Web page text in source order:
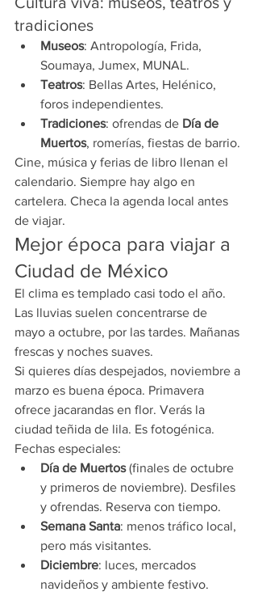
tradiciones
Museos: Antropología, Frida,
Soumaya, Jumex, MUNAL.
Teatros: Bellas Artes, Helénico,
foros independientes.
Tradiciones: ofrendas de Día de
Muertos, romerías, fiestas de barrio.
Cine, música y ferias de libro llenan el
calendario. Siempre hay algo en
cartelera. Checa la agenda local antes
de viajar.
Mejor época para viajar a
Ciudad de México
El clima es templado casi todo el año.
Las lluvias suelen concentrarse de
mayo a octubre, por las tardes. Mañanas
frescas y noches suaves.
Si quieres días despejados, noviembre a
marzo es buena época. Primavera
ofrece jacarandas en flor. Verás la
ciudad teñida de lila. Es fotogénica.
Fechas especiales:
Día de Muertos (finales de octubre
y primeros de noviembre). Desfiles
y ofrendas. Reserva con tiempo.
Semana Santa: menos tráfico local,
pero más visitantes.
Diciembre: luces, mercados
navideños y ambiente festivo.